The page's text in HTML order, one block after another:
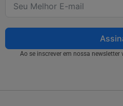
Ao se inscrever em nossa